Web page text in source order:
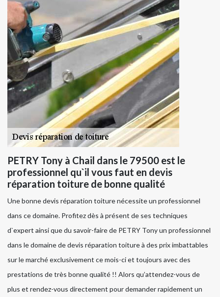
PETRY Tony à Chail dans le 79500 est le
professionnel qu`il vous faut en devis
réparation toiture de bonne qualité
Une bonne devis réparation toiture nécessite un professionnel
dans ce domaine. Profitez dès à présent de ses techniques
d`expert ainsi que du savoir-faire de PETRY Tony un professionnel
dans le domaine de devis réparation toiture à des prix imbattables
sur le marché exclusivement ce mois-ci et toujours avec des
prestations de très bonne qualité !! Alors qu’attendez-vous de
plus et rendez-vous directement pour demander rapidement un